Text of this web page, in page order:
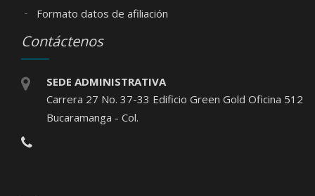
Formato datos de afiliación
Contáctenos
SEDE ADMINISTRATIVA
Carrera 27 No. 37-33 Edificio Green Gold Oficina 512
Bucaramanga - Col.